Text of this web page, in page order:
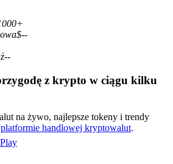
na USDC
$--
--
z krypto w ciągu kilku
na żywo, najlepsze tokeny i trendy
platformie handlowej kryptowalut.